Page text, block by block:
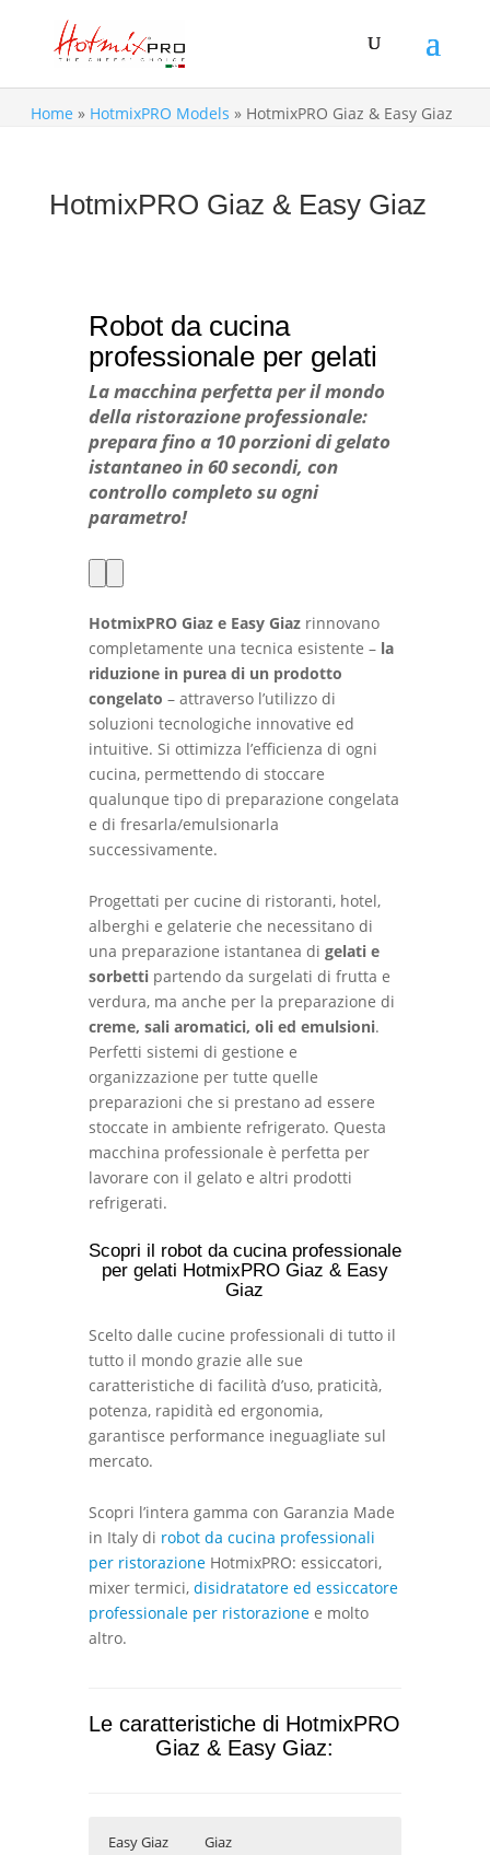
Home » HotmixPRO Models » HotmixPRO Giaz & Easy Giaz
HotmixPRO Giaz & Easy Giaz
Robot da cucina
professionale per gelati
La macchina perfetta per il mondo
della ristorazione professionale:
prepara fino a 10 porzioni di gelato
istantaneo in 60 secondi, con
controllo completo su ogni
parametro!
HotmixPRO Giaz e Easy Giaz rinnovano
completamente una tecnica esistente – la
riduzione in purea di un prodotto
congelato – attraverso l’utilizzo di
soluzioni tecnologiche innovative ed
intuitive. Si ottimizza l’efficienza di ogni
cucina, permettendo di stoccare
qualunque tipo di preparazione congelata
e di fresarla/emulsionarla
successivamente.
Progettati per cucine di ristoranti, hotel,
alberghi e gelaterie che necessitano di
una preparazione istantanea di gelati e
sorbettipartendo da surgelati di frutta e
verdura, ma anche per la preparazione di
creme, sali aromatici, oli ed emulsioni.
Perfetti sistemi di gestione e
organizzazione per tutte quelle
preparazioni che si prestano ad essere
stoccate in ambiente refrigerato. Questa
macchina professionale è perfetta per
lavorare con il gelato e altri prodotti
refrigerati.
Scopri il robot da cucina professionale
per gelati HotmixPRO Giaz & Easy
Giaz
Scelto dalle cucine professionali di tutto il
tutto il mondo grazie alle sue
caratteristiche di facilità d’uso, praticità,
potenza, rapidità ed ergonomia,
garantisce performance ineguagliate sul
mercato.
Scopri l’intera gamma con Garanzia Made
in Italy di robot da cucina professionali
per ristorazioneHotmixPRO: essiccatori,
mixer termici, disidratatore ed essiccatore
professionale per ristorazionee molto
altro.
Le caratteristiche di HotmixPRO
Giaz & Easy Giaz:
Easy Giaz Giaz